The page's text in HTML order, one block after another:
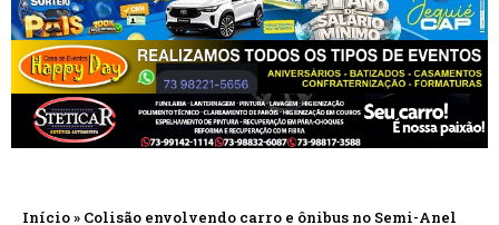
Início» Colisão envolvendo carro e ônibus no Semi-Anel